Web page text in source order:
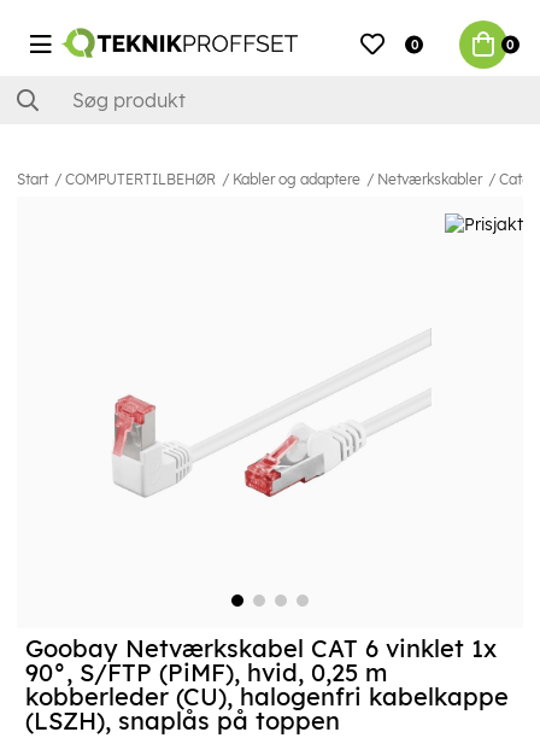
0 0
Start COMPUTERTILBEHØR Kabler og adaptere Netværkskabler Cat6
Goobay Netværkskabel CAT 6 vinklet 1x
90°, S/FTP (PiMF), hvid, 0,25 m
kobberleder (CU), halogenfri kabelkappe
(LSZH), snaplås på toppen